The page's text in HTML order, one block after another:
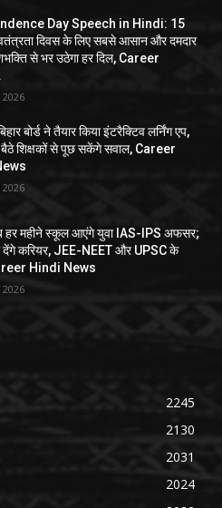
Day Speech in Hindi: 15
दिवस के लिए सबसे आसान और दमदार
से भर उठेगा हर दिल, Career
बोर्ड ने तैयार किया इंटरैक्टिव लर्निंग एप,
बैठे शिक्षकों से पूछ सकेंगे सवाल, Career
हर महीने स्कूल आएंगे युवा IAS-IPS अफसर;
देंगे करियर, JEE-NEET और UPSC के
Hindi News
2245
2130
2031
2024